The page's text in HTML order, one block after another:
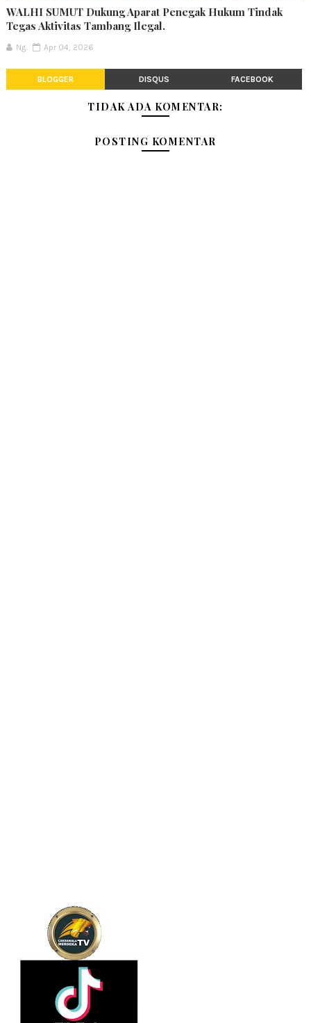
WALHI SUMUT Dukung Aparat Penegak Hukum Tindak
Tegas Aktivitas Tambang Ilegal.
Ng Apr 04, 2026
BLOGGER DISQUS FACEBOOK
TIDAK ADA KOMENTAR:
POSTING KOMENTAR